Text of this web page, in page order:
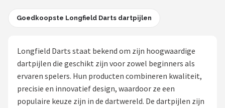
Dartspelers
Spelregels
Uitgooilijst
Goedkoopste Longfield Darts dartpijlen
Longfield Darts staat bekend om zijn hoogwaardige
dartpijlen die geschikt zijn voor zowel beginners als
ervaren spelers. Hun producten combineren kwaliteit,
precisie en innovatief design, waardoor ze een
populaire keuze zijn in de dartwereld. De dartpijlen zijn